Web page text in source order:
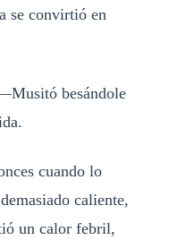
se convirtió en
besándole
cuando lo
caliente,
un calor febril,